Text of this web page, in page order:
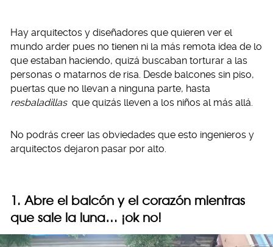
Hay arquitectos y diseñadores que quieren ver el
mundo arder pues no tienen ni la más remota idea de lo
que estaban haciendo, quizá buscaban torturar a las
personas o matarnos de risa. Desde balcones sin piso,
puertas que no llevan a ninguna parte, hasta
resbaladillas que quizás lleven a los niños al más allá.
No podrás creer las obviedades que esto ingenieros y
arquitectos dejaron pasar por alto.
1. Abre el balcón y el corazón mientras
que sale la luna… ¡ok no!